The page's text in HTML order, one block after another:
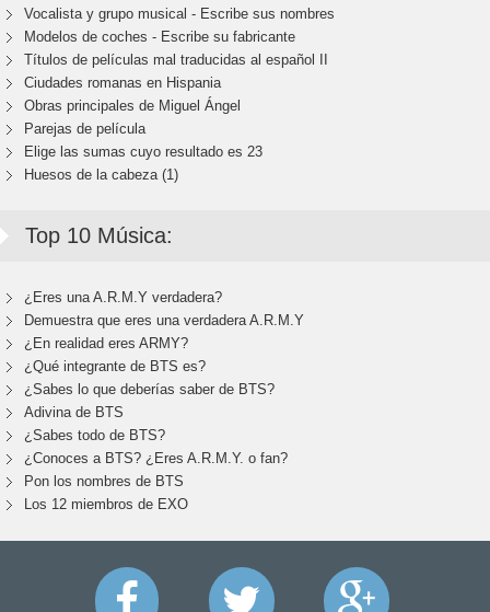
Vocalista y grupo musical - Escribe sus nombres
Modelos de coches - Escribe su fabricante
Títulos de películas mal traducidas al español II
Ciudades romanas en Hispania
Obras principales de Miguel Ángel
Parejas de película
Elige las sumas cuyo resultado es 23
Huesos de la cabeza (1)
Top 10 Música:
¿Eres una A.R.M.Y verdadera?
Demuestra que eres una verdadera A.R.M.Y
¿En realidad eres ARMY?
¿Qué integrante de BTS es?
¿Sabes lo que deberías saber de BTS?
Adivina de BTS
¿Sabes todo de BTS?
¿Conoces a BTS? ¿Eres A.R.M.Y. o fan?
Pon los nombres de BTS
Los 12 miembros de EXO